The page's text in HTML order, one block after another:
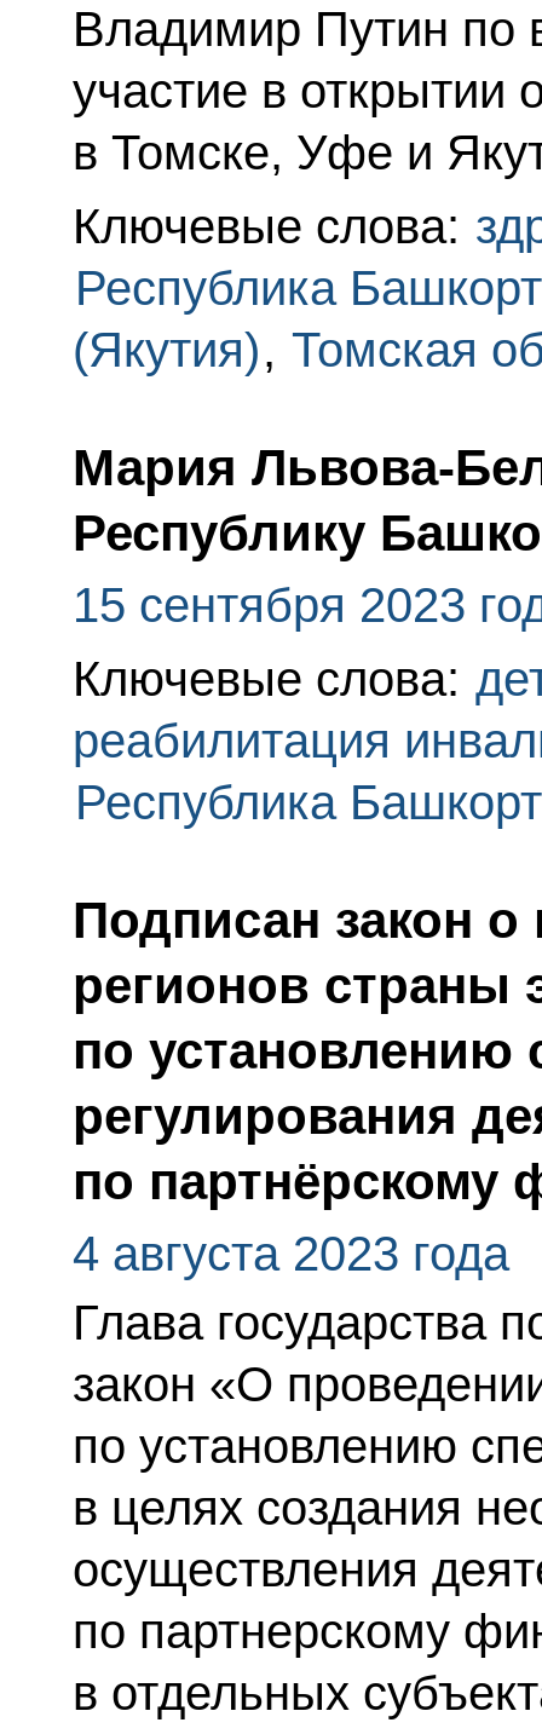
Владимир Путин по
участие в открытии
в Томске, Уфе и
Ключевые слова:
Республика
(Якутия), Томская
Мария Львова-
Республику
15 сентября 2023
Ключевые слова:
реабилитация
Республика
Подписан закон
регионов страны
по установлению
регулирования
по партнёрскому
4 августа 2023 года
Глава государства
закон «О
по установлению
в целях создания
осуществления
по партнерскому
в отдельных